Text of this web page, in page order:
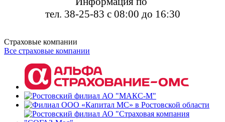
тел. 38-25-83 с 08:00 до 16:30
Страховые компании
Все страховые компании